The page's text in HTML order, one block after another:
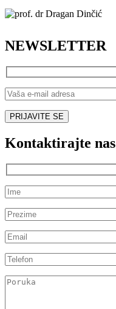
NEWSLETTER
Kontaktirajte nas